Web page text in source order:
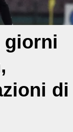
giorni
di